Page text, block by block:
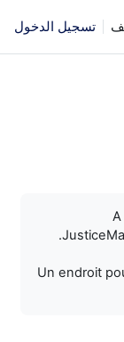
تسجيل الدخول
Un endroit